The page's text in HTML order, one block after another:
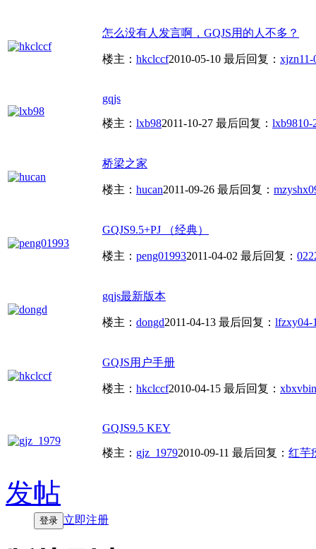
怎么没有人发言啊，GQJS用的人不多？
楼主： hkclccf2010-05-10 最后回复： xjzn
gqjs
楼主： lxb982011-10-27 最后回复： lxb9810-
桥梁之家
楼主： hucan2011-09-26 最后回复： mzyshx
GQJS9.5+PJ （经典）
楼主： peng019932011-04-02 最后回复：
gqjs最新版本
楼主： dongd2011-04-13 最后回复： lfzxy04-
GQJS用户手册
楼主： hkclccf2010-04-15 最后回复：
GQJS9.5 KEY
楼主： gjz_19792010-09-11 最后回复： 红芋
发帖
登录 立即注册